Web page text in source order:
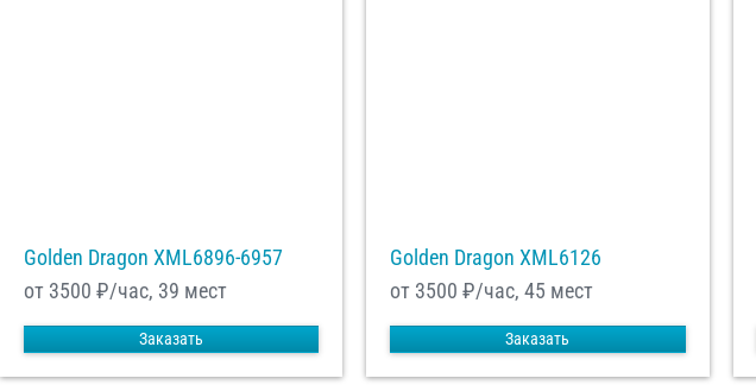
Golden Dragon XML6896-6957
от 3500 ₽/час, 39 мест
Заказать
Golden Dragon XML6126
от 3500 ₽/час, 45 мест
Заказать